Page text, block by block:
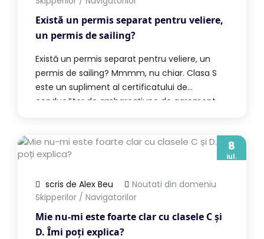
Există un permis separat pentru veliere,
un permis de sailing?
Există un permis separat pentru veliere, un
permis de sailing? Mmmm, nu chiar. Clasa S
este un supliment al certificatului de
conducător de ambarcațiune de agrement.
și atât. Baza permisului rămâne categoria care
îți spune unde ai voie […]
8
iul.
scris de Alex Beu
Noutati din domeniu
Skipperilor / Navigatorilor
Mie nu-mi este foarte clar cu clasele C și
D. Îmi poți explica?